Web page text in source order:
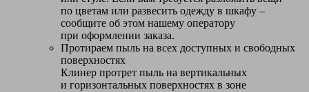
по цветам или развесить одежду в шкафу –
сообщите об этом нашему оператору
при оформлении заказа.
Протираем пыль на всех доступных и свободных
поверхностях
Клинер протрет пыль на вертикальных
и горизонтальных поверхностях в зоне